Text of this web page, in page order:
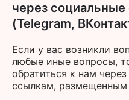
через
(Telegram,
Если у вас возникли
любые иные вопросы,
обратиться к нам
ссылкам, размещенным